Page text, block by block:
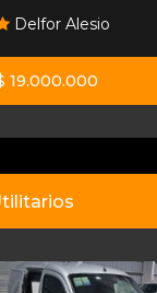
Delfor Alesio
19.000.000